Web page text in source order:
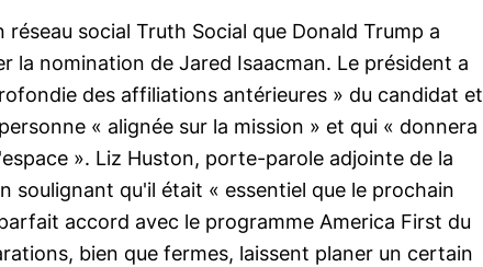
réseau social Truth Social que Donald Trump a
la nomination de Jared Isaacman. Le président a
des affiliations antérieures » du candidat et
« alignée sur la mission » et qui « donnera
». Liz Huston, porte-parole adjointe de la
soulignant qu'il était « essentiel que le prochain
accord avec le programme America First du
bien que fermes, laissent planer un certain